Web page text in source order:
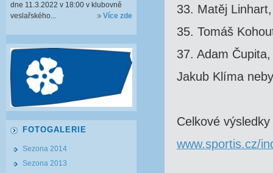
33. Matěj
35. Tomáš
37. Adam
Jakub Klíma
Celkové
www.sportis.cz/
dne 11.3.2022 v 18:00 v klubovně
veslařského...
Více zde
FOTOGALERIE
Sezona 2014
Sezona 2013